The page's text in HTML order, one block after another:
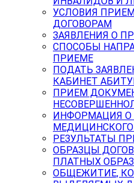
УСЛОВИЯ
ДОГОВОРАМ
ЗАЯВЛЕНИЯ О
СПОСОБЫ
ПРИЕМЕ
ПОДАТЬ
КАБИНЕТ
ПРИЕМ
ИНФОРМАЦИЯ
РЕЗУЛЬТАТЫ
ОБРАЗЦЫ
ПЛАТНЫХ
ОБЩЕЖИТИЕ,